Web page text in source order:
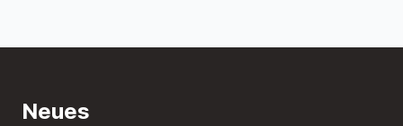
Neues